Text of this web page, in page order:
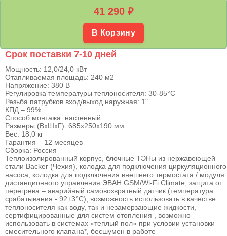
41 290 ₽
В Корзину
Срок поставки 7-10 дней
Мощность: 12,0/24,0 кВт
Отапливаемая площадь: 240 м2
Напряжение: 380 В
Регулировка температуры теплоносителя: 30-85°С
Резьба патрубков вход/выход наружная: 1"
КПД – 99%
Способ монтажа: настенный
Размеры (ВхШхГ): 685х250х190 мм
Вес: 18,0 кг
Гарантия – 12 месяцев
Сборка: Россия
Теплоизолированный корпус, блочные ТЭНы из нержавеющей
стали Backer (Чехия), колодка для подключения циркуляционного
насоса, колодка для подключения внешнего термостата / модуля
дистанционного управления ЭВАН GSM/Wi-Fi Climate, защита от
перегрева – аварийный самовозвратный датчик (температура
срабатывания - 92±3°С), возможность использовать в качестве
теплоносителя как воду, так и незамерзающие жидкости,
сертифицированные для систем отопления , возможно
использовать в системах «теплый пол» при условии установки
смесительного клапана*, бесшумен в работе